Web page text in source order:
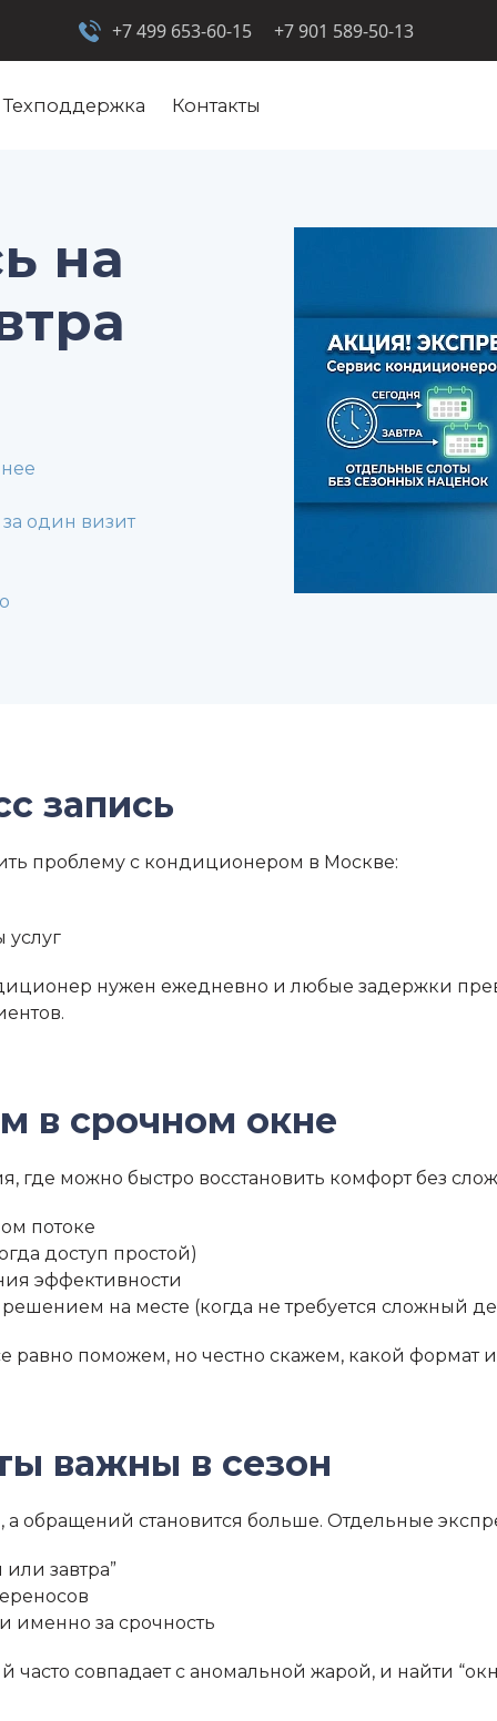
+7 499 653-60-15 +7 901 589-50-13
Техподдержка Контакты
на
один визит
запись
проблему с кондиционером в Москве:
услуг
нужен ежедневно и любые задержки
в срочном окне
где можно быстро восстановить комфорт без
потоке
доступ простой)
эффективности
на месте (когда не требуется сложный
равно поможем, но честно скажем, какой формат
важны в сезон
обращений становится больше. Отдельные
завтра”
именно за срочность
совпадает с аномальной жарой, и найти